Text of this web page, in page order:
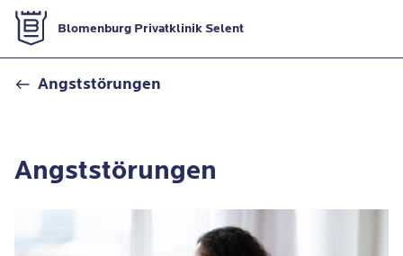
Zur Startseite
Blomenburg Privatklinik Selent
Angststörungen
Angststörungen